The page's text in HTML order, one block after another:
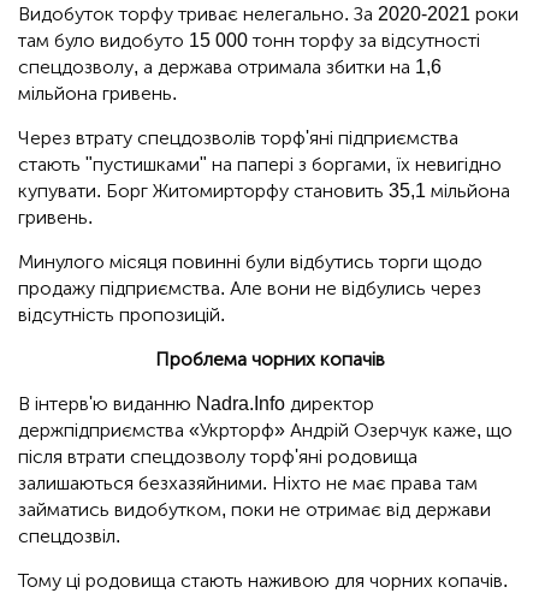
Видобуток торфу триває нелегально. За 2020-2021 роки
там було видобуто 15 000 тонн торфу за відсутності
спецдозволу, а держава отримала збитки на 1,6
мільйона гривень.
Через втрату спецдозволів торф'яні підприємства
стають "пустишками" на папері з боргами, їх невигідно
купувати. Борг Житомирторфу становить 35,1 мільйона
гривень.
Минулого місяця повинні були відбутись торги щодо
продажу підприємства. Але вони не відбулись через
відсутність пропозицій.
Проблема чорних копачів
В інтерв'ю виданню Nadra.Info директор
держпідприємства «Укрторф» Андрій Озерчук каже, що
після втрати спецдозволу торф'яні родовища
залишаються безхазяйними. Ніхто не має права там
займатись видобутком, поки не отримає від держави
спецдозвіл.
Тому ці родовища стають наживою для чорних копачів.